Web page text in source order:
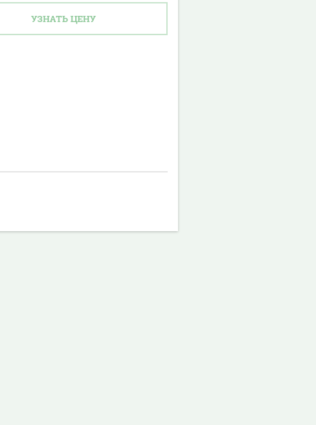
УЗНАТЬ ЦЕНУ